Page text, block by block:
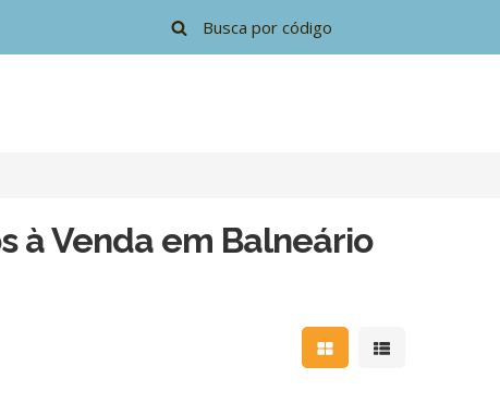
à Venda em Balneário
Mostrar resultados
Mostrar